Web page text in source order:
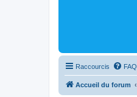
Raccourcis FAQ
Accueil du forum